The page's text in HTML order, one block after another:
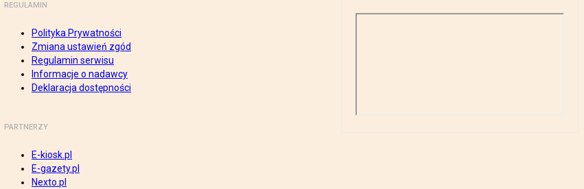
REGULAMIN
Polityka Prywatności
Zmiana ustawień zgód
Regulamin serwisu
Informacje o nadawcy
Deklaracja dostępności
PARTNERZY
E-kiosk.pl
E-gazety.pl
Nexto.pl